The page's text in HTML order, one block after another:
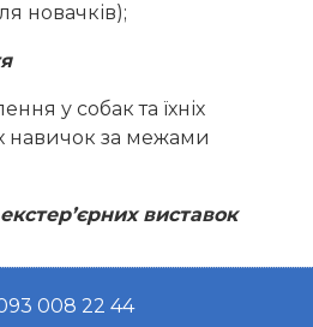
новачків);
у собак та їхніх
навичок за межами
виставок
008 22 44